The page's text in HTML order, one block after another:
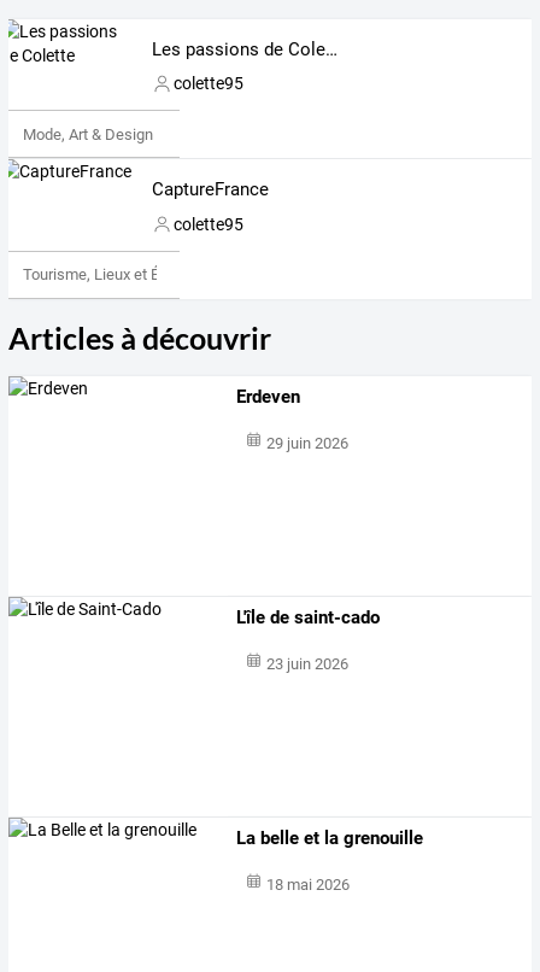
Les passions de Colette
colette95
Mode, Art & Design
CaptureFrance
colette95
Tourisme, Lieux et Événements
Articles à découvrir
Erdeven
29 juin 2026
L'île de saint-cado
23 juin 2026
La belle et la grenouille
18 mai 2026